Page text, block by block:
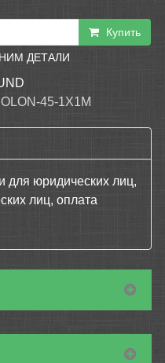
Купить
ДЕТАЛИ
45-1Х1М
юридических лиц,
лиц, оплата